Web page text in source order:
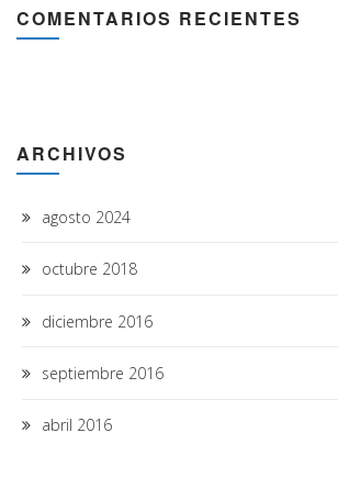
COMENTARIOS RECIENTES
ARCHIVOS
agosto 2024
octubre 2018
diciembre 2016
septiembre 2016
abril 2016